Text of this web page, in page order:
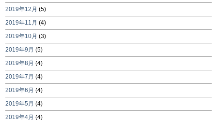
2019年12月 (5)
2019年11月 (4)
2019年10月 (3)
2019年9月 (5)
2019年8月 (4)
2019年7月 (4)
2019年6月 (4)
2019年5月 (4)
2019年4月 (4)